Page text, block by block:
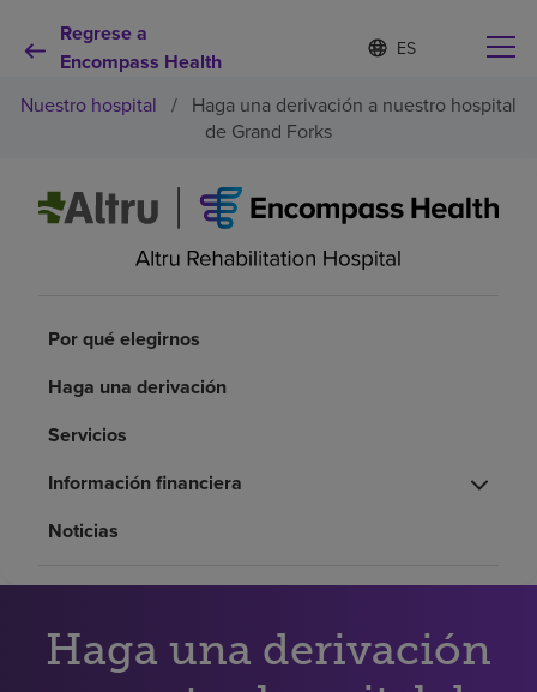
Regrese a
Encompass Health
Lista
de
contraída
d
o
l
c
Por qué debe elegirnos
Pacientes y cuidadores
Acerca de nosotros
Inversores
Nuestro hospital / Haga una derivación a nuestro hospital
de Grand Forks
Por qué elegirnos
Haga una derivación
Servicios
Información financiera
Noticias
Haga una derivación